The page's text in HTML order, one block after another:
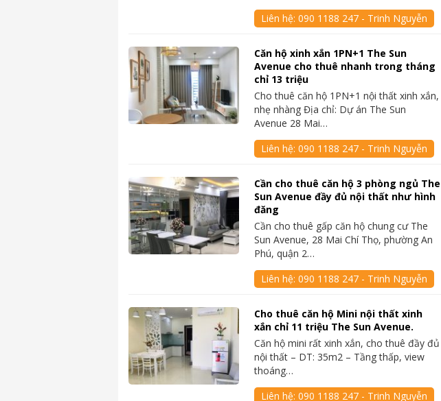
Liên hệ:090 1188 247 - Trinh Nguyễn
Căn hộ xinh xắn 1PN+1 The Sun
Avenue cho thuê nhanh trong tháng
chỉ 13 triệu
Cho thuê căn hộ 1PN+1 nội thất xinh xắn,
nhẹ nhàng Địa chỉ: Dự án The Sun
Avenue 28 Mai…
Liên hệ:090 1188 247 - Trinh Nguyễn
Cần cho thuê căn hộ 3 phòng ngủ The
Sun Avenue đầy đủ nội thất như hình
đăng
Cần cho thuê gấp căn hộ chung cư The
Sun Avenue, 28 Mai Chí Thọ, phường An
Phú, quận 2…
Liên hệ:090 1188 247 - Trinh Nguyễn
Cho thuê căn hộ Mini nội thất xinh
xắn chỉ 11 triệu The Sun Avenue.
Căn hộ mini rất xinh xắn, cho thuê đầy đủ
nội thất – DT: 35m2 – Tầng thấp, view
thoáng…
Liên hệ:090 1188 247 - Trinh Nguyễn